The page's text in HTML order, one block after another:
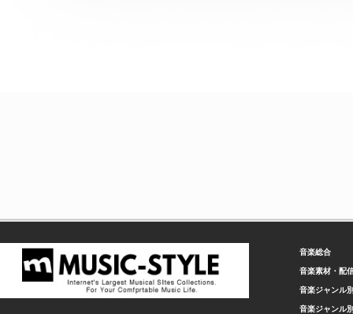
音楽総合
音楽素材・配
音楽ジャンル
音楽ジャンル